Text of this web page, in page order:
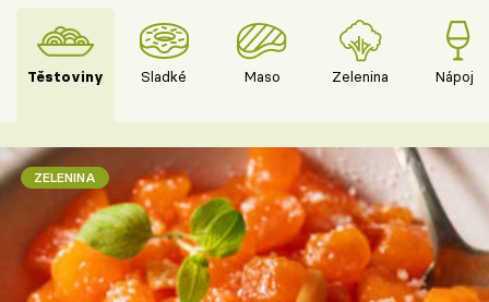
Těstoviny Sladké Maso Zelenina Nápoje
ZELENINA